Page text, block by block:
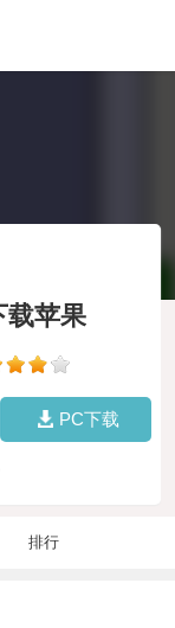
载苹果
PC下载
排行